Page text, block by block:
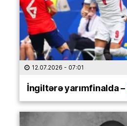
12.07.2026 - 07:01
İngiltərə yarımfinalda –